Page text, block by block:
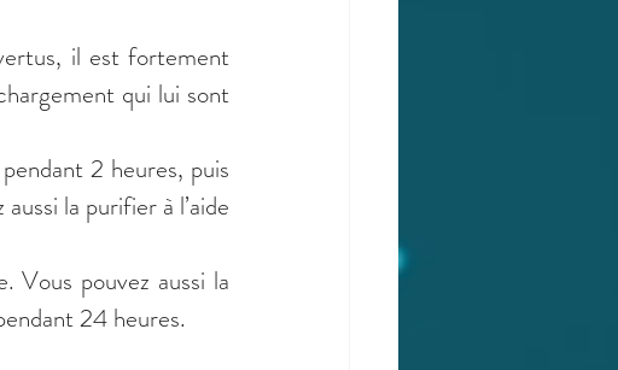
il est fortement
qui lui sont
2 heures, puis
la purifier à l’aide
Vous pouvez aussi la
24 heures.